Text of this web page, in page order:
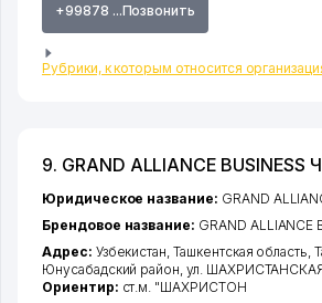
+99878 ...Позвонить
Рубрики, к которым относится
9. GRAND ALLIANCE BUSINESS
Юридическое название: GRAND
Брендовое название: GRAND ALLIANCE
Адрес: Узбекистан,Ташкентская область ,
Юнусабадский район ,ул.
Ориентир: ст.м. "ШАХРИСТОН